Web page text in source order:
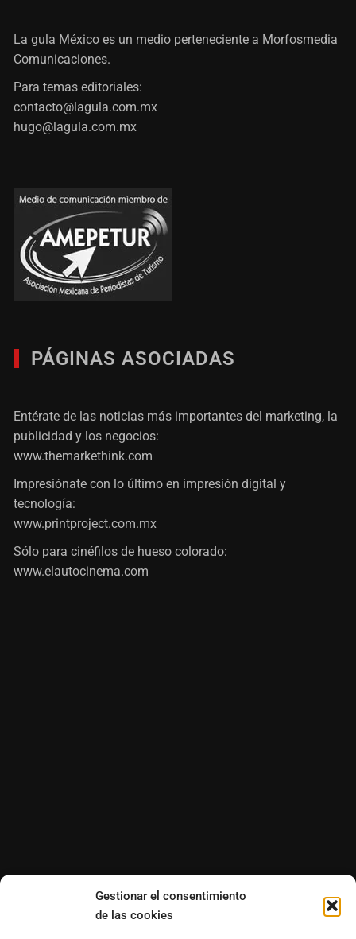
Gestionar el consentimiento
de las cookies
La gula México es un medio perteneciente a Morfosmedia
Comunicaciones.
Para temas editoriales:
contacto@lagula.com.mx
hugo@lagula.com.mx
PÁGINAS ASOCIADAS
Entérate de las noticias más importantes del marketing, la
publicidad y los negocios:
www.themarkethink.com
Impresiónate con lo último en impresión digital y
tecnología:
www.printproject.com.mx
Sólo para cinéfilos de hueso colorado:
www.elautocinema.com